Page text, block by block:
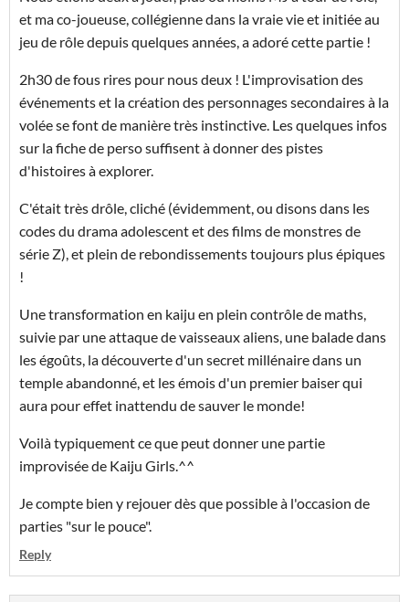
et ma co-joueuse, collégienne dans la vraie vie et initiée au
jeu de rôle depuis quelques années, a adoré cette partie !
2h30 de fous rires pour nous deux ! L'improvisation des
événements et la création des personnages secondaires à la
volée se font de manière très instinctive. Les quelques infos
sur la fiche de perso suffisent à donner des pistes
d'histoires à explorer.
C'était très drôle, cliché (évidemment, ou disons dans les
codes du drama adolescent et des films de monstres de
série Z), et plein de rebondissements toujours plus épiques
!
Une transformation en kaiju en plein contrôle de maths,
suivie par une attaque de vaisseaux aliens, une balade dans
les égoûts, la découverte d'un secret millénaire dans un
temple abandonné, et les émois d'un premier baiser qui
aura pour effet inattendu de sauver le monde!
Voilà typiquement ce que peut donner une partie
improvisée de Kaiju Girls.^^
Je compte bien y rejouer dès que possible à l'occasion de
parties "sur le pouce".
Reply